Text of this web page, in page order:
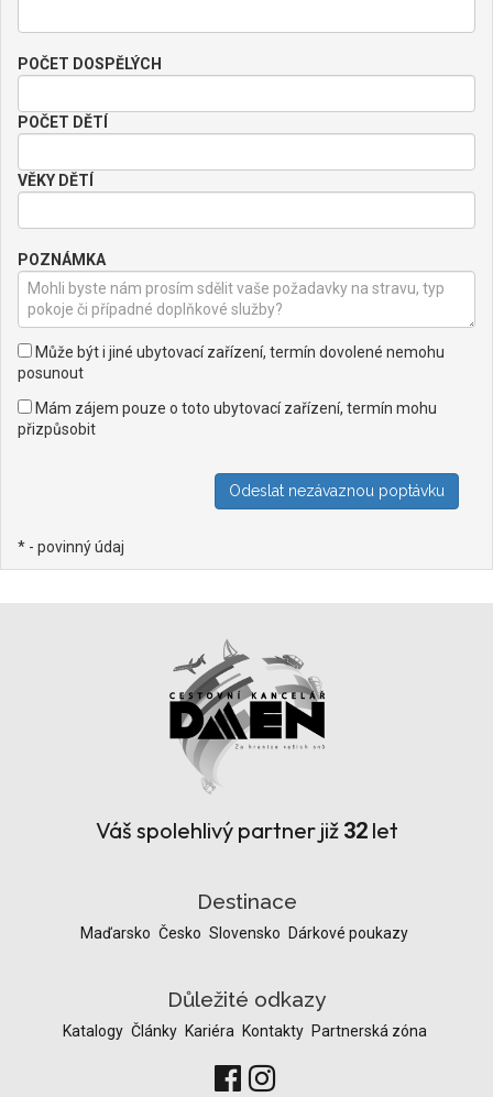
POČET DOSPĚLÝCH
POČET DĚTÍ
VĚKY DĚTÍ
POZNÁMKA
Může být i jiné ubytovací zařízení, termín dovolené nemohu
posunout
Mám zájem pouze o toto ubytovací zařízení, termín mohu
přizpůsobit
* - povinný údaj
Váš spolehlivý partner již 32let
Destinace
Maďarsko Česko Slovensko Dárkové poukazy
Důležité odkazy
Katalogy Články Kariéra Kontakty Partnerská zóna